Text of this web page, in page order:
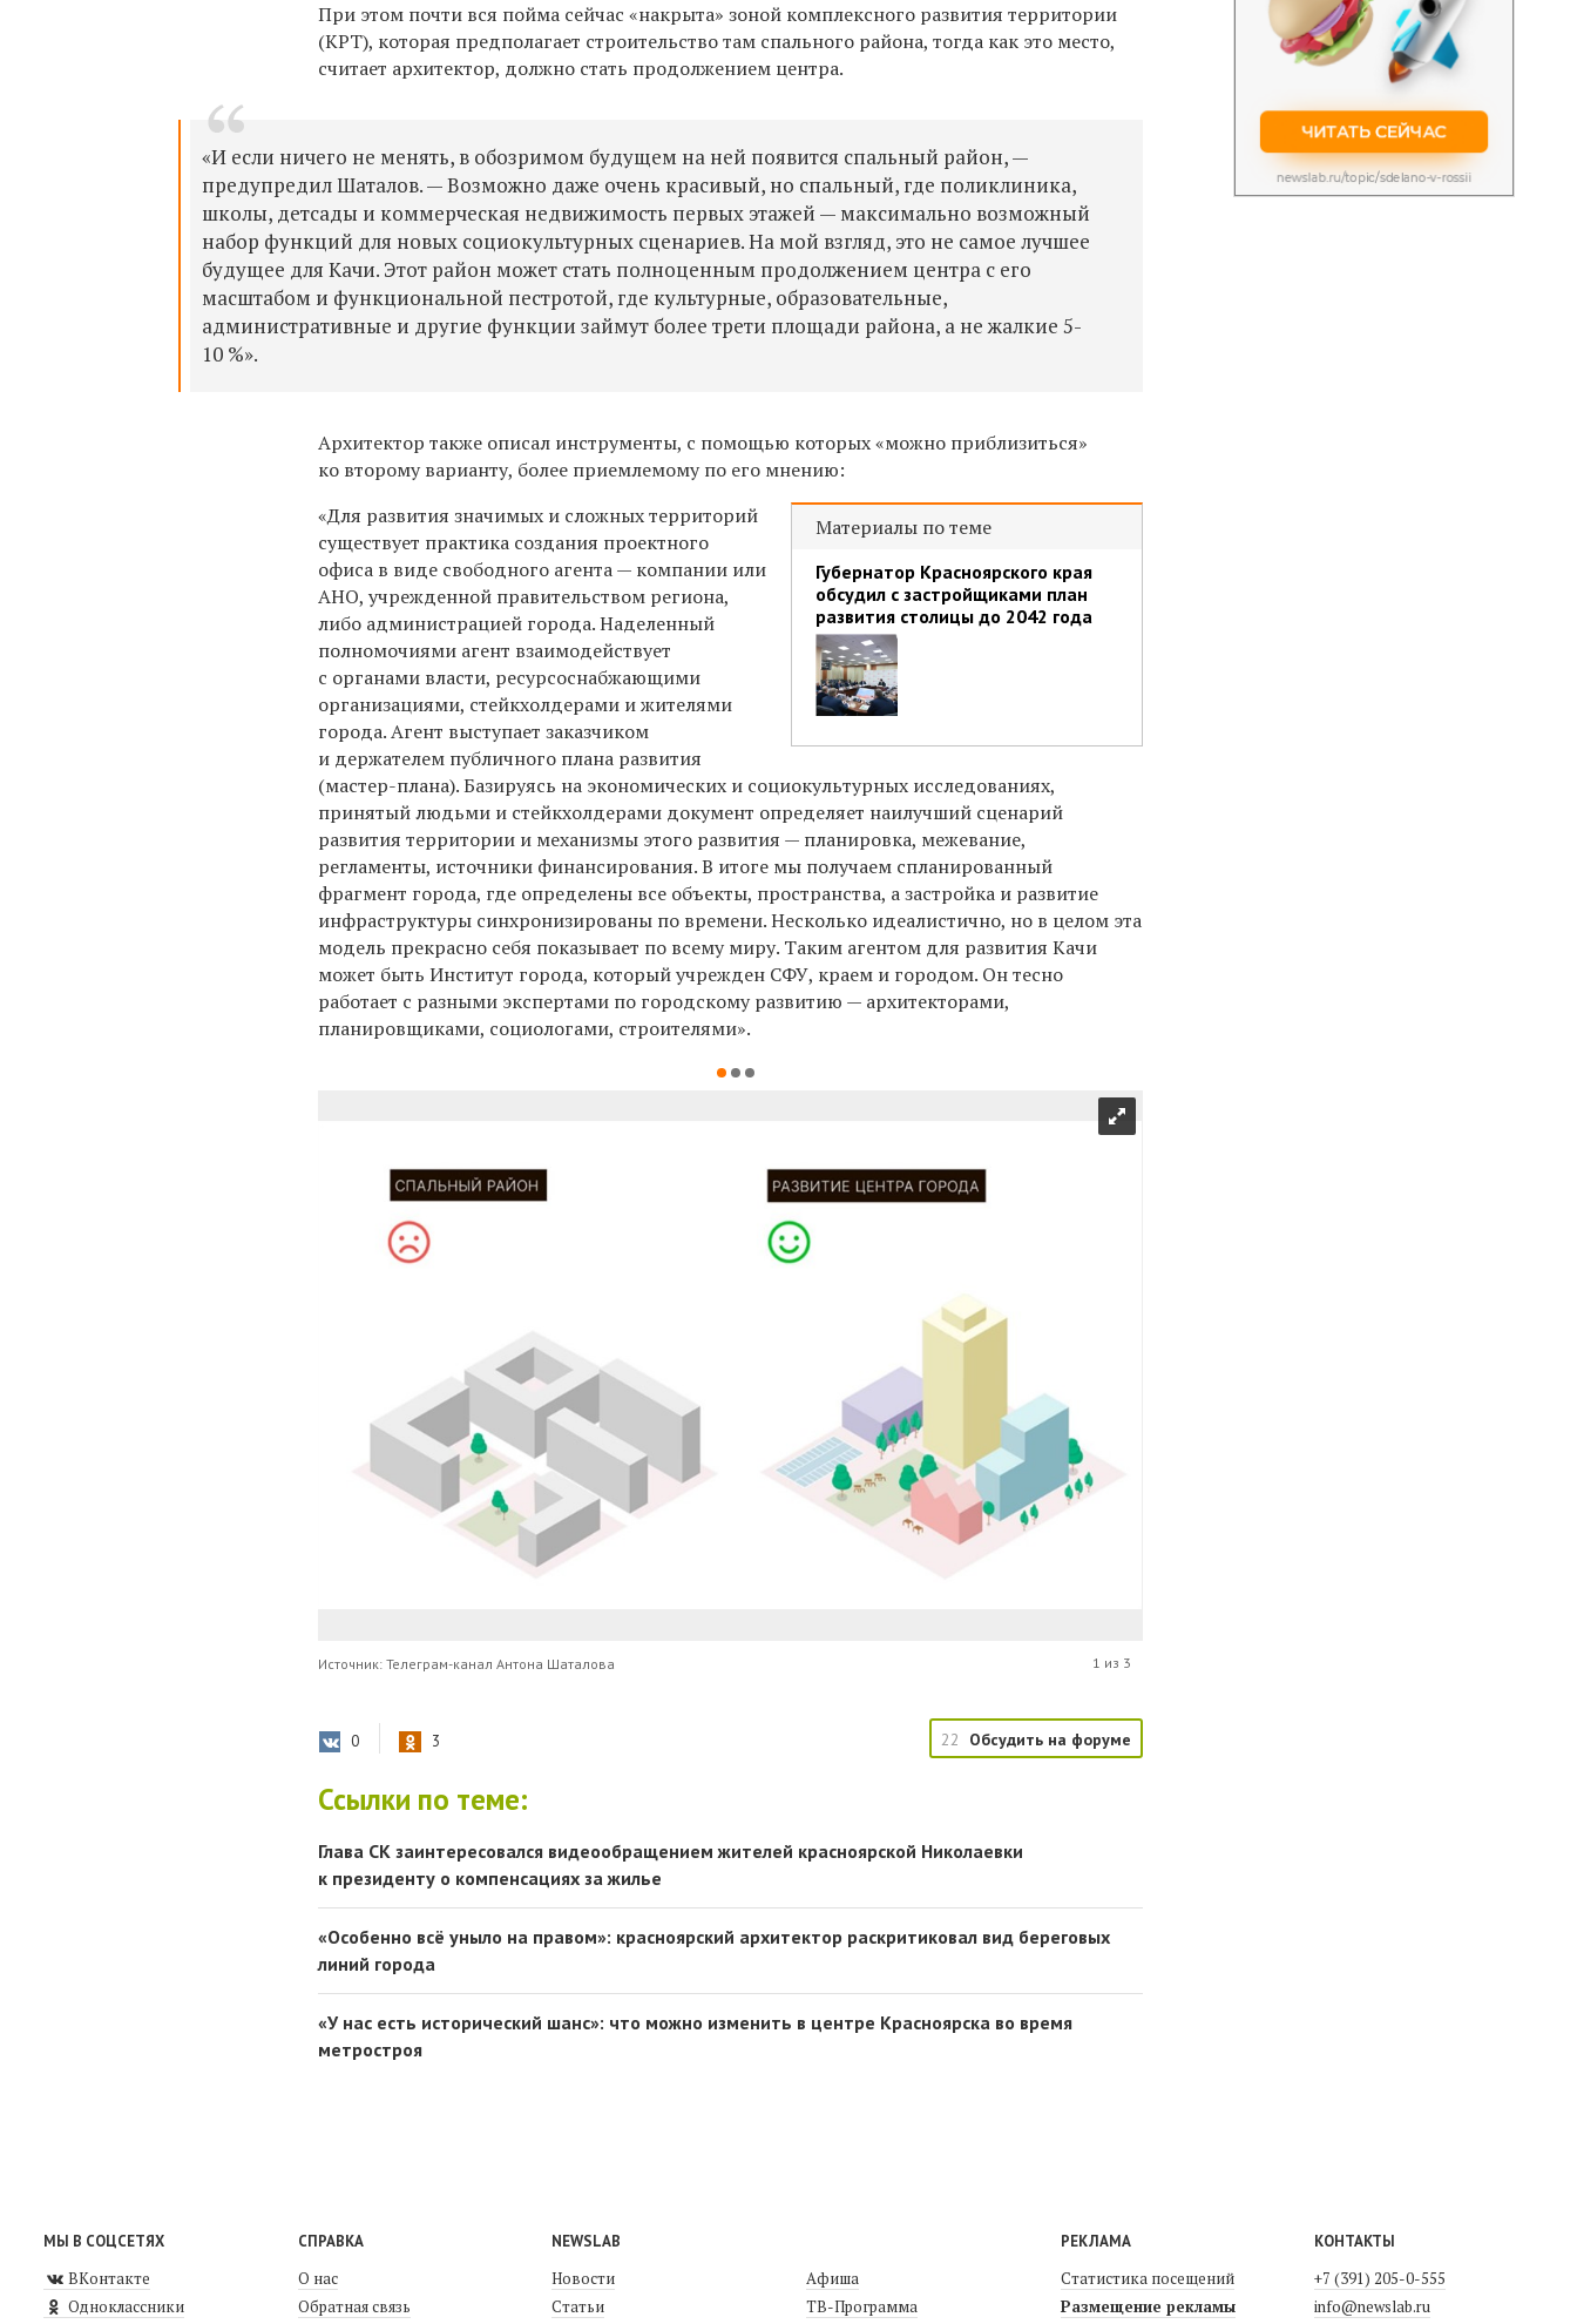
При этом почти вся пойма сейчас«накрыта» зоной комплексного развития территории
(КРТ), которая предполагает строительство там спального района, тогда как это место,
считает архитектор, должно стать продолжением центра.
«И если ничего не менять, в обозримом будущем на ней появится спальный район, —
предупредил Шаталов. — Возможно даже очень красивый, но спальный, где поликлиника,
школы, детсады и коммерческая недвижимость первых этажей — максимально возможный
набор функций для новых социокультурных сценариев. На мой взгляд, это не самое лучшее
будущее для Качи. Этот район может стать полноценным продолжением центра с его
масштабом и функциональной пестротой, где культурные, образовательные,
административные и другие функции займут более трети площади района, а не жалкие 5-
10 %».
Архитектор также описал инструменты, с помощью которых «можно приблизиться»
ко второму варианту, более приемлемому по его мнению:
Материалы по теме
Губернатор Красноярского края
обсудил с застройщиками план
развития столицы до 2042 года
«Для развития значимых и сложных территорий
существует практика создания проектного
офиса в виде свободного агента — компании или
АНО, учрежденной правительством региона,
либо администрацией города. Наделенный
полномочиями агент взаимодействует
с органами власти, ресурсоснабжающими
организациями, стейкхолдерами и жителями
города. Агент выступает заказчиком
и держателем публичного плана развития
(мастер-плана). Базируясь на экономических и социокультурных исследованиях,
принятый людьми и стейкхолдерами документ определяет наилучший сценарий
развития территории и механизмы этого развития — планировка, межевание,
регламенты, источники финансирования. В итоге мы получаем спланированный
фрагмент города, где определены все объекты, пространства, а застройка и развитие
инфраструктуры синхронизированы по времени. Несколько идеалистично, но в целом эта
модель прекрасно себя показывает по всему миру. Таким агентом для развития Качи
может быть Институт города, который учрежден СФУ, краем и городом. Он тесно
работает с разными экспертами по городскому развитию — архитекторами,
планировщиками, социологами, строителями».
Источник: Телеграм-канал Антона Шаталова 1 из 3
0 3 22 Обсудить на форуме
Ссылки по теме:
Глава СК заинтересовался видеообращением жителей красноярской Николаевки
к президенту о компенсациях за жилье
«Особенно всё уныло на правом»: красноярский архитектор раскритиковал вид береговых
линий города
«У нас есть исторический шанс»: что можно изменить в центре Красноярска во время
метростроя
МЫ В СОЦСЕТЯХ
ВКонтакте
Одноклассники
СПРАВКА
О нас
Обратная связь
NEWSLAB
Новости
Статьи
Афиша
ТВ-Программа
РЕКЛАМА
Статистика посещений
Размещение рекламы
КОНТАКТЫ
+7 (391) 205-0-555
info@newslab.ru